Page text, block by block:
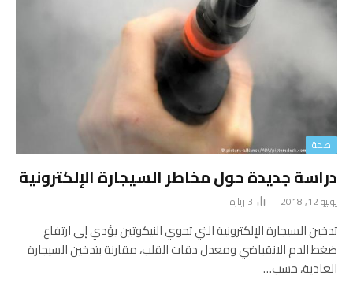
صحة
دراسة جديدة حول مخاطر السيجارة الإلكترونية
يوليو 12, 2018 3 زيارة
تدخين السيجارة الإلكترونية التي تحوي النيكوتين يؤدي إلى ارتفاع
ضغط الدم الانقباضي ومعدل دقات القلب، مقارنة بتدخين السيجارة
العادية، حسب…